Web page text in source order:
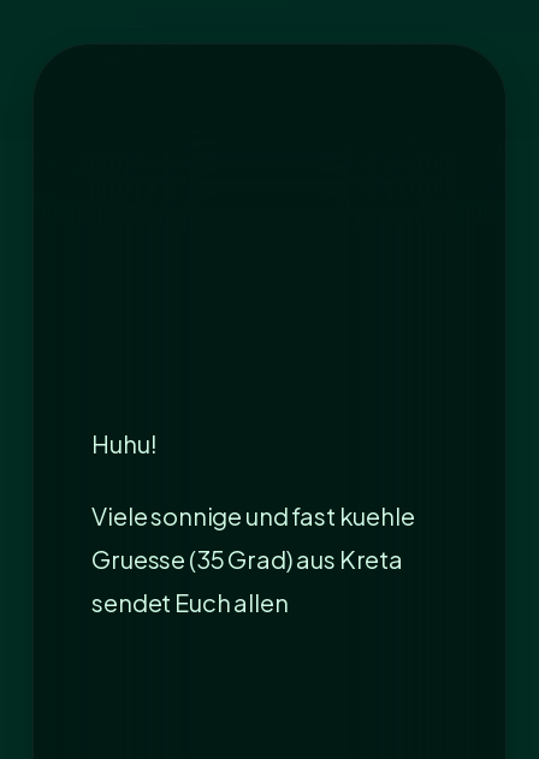
Huhu!
Viele sonnige und fast kuehle
Gruesse (35 Grad) aus Kreta
sendet Euch allen